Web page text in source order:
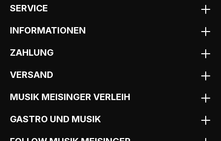
SERVICE
INFORMATIONEN
ZAHLUNG
VERSAND
MUSIK MEISINGER VERLEIH
GASTRO UND MUSIK